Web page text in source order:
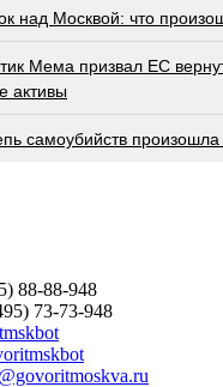
над Москвой: что
Мема призвал ЕС
активы
самоубийств произошла
88-88-948
73-73-948